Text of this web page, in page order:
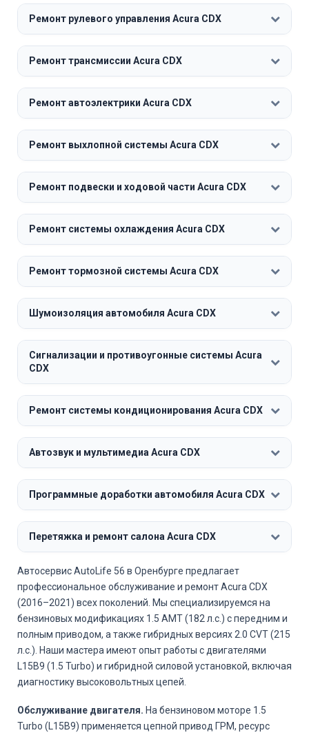
Ремонт рулевого управления Acura CDX
Ремонт трансмиссии Acura CDX
Ремонт автоэлектрики Acura CDX
Ремонт выхлопной системы Acura CDX
Ремонт подвески и ходовой части Acura CDX
Ремонт системы охлаждения Acura CDX
Ремонт тормозной системы Acura CDX
Шумоизоляция автомобиля Acura CDX
Сигнализации и противоугонные системы Acura
CDX
Ремонт системы кондиционирования Acura CDX
Автозвук и мультимедиа Acura CDX
Программные доработки автомобиля Acura CDX
Перетяжка и ремонт салона Acura CDX
Автосервис AutoLife 56 в Оренбурге предлагает
профессиональное обслуживание и ремонт Acura CDX
(2016–2021) всех поколений. Мы специализируемся на
бензиновых модификациях 1.5 AMT (182 л.с.) с передним и
полным приводом, а также гибридных версиях 2.0 CVT (215
л.с.). Наши мастера имеют опыт работы с двигателями
L15B9 (1.5 Turbo) и гибридной силовой установкой, включая
диагностику высоковольтных цепей.
Обслуживание двигателя. На бензиновом моторе 1.5
Turbo (L15B9) применяется цепной привод ГРМ, ресурс